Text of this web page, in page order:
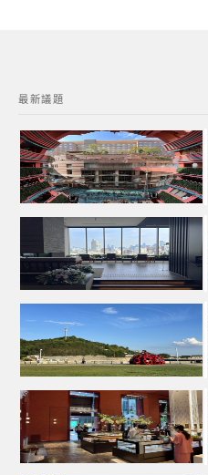
最新議題